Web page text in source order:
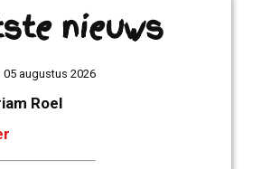
nieuws
05 augustus 2026
Roel